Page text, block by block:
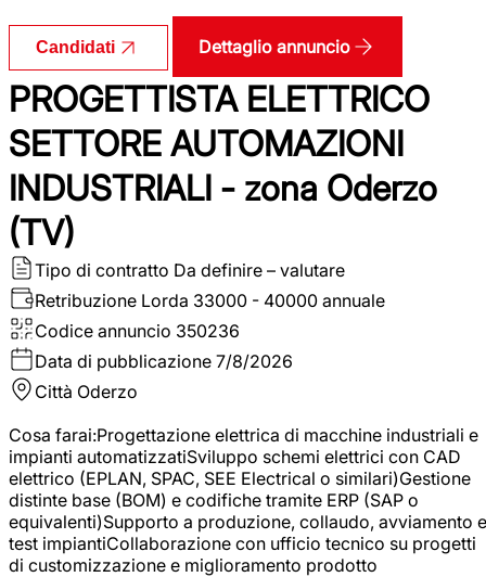
Candidati Dettaglio annuncio
PROGETTISTA ELETTRICO
SETTORE AUTOMAZIONI
INDUSTRIALI - zona Oderzo
(TV)
Tipo di contratto Da definire – valutare
Retribuzione Lorda 33000 - 40000 annuale
Codice annuncio 350236
Data di pubblicazione 7/8/2026
Città Oderzo
Cosa farai:Progettazione elettrica di macchine industriali e
impianti automatizzatiSviluppo schemi elettrici con CAD
elettrico (EPLAN, SPAC, SEE Electrical o similari)Gestione
distinte base (BOM) e codifiche tramite ERP (SAP o
equivalenti)Supporto a produzione, collaudo, avviamento e
test impiantiCollaborazione con ufficio tecnico su progetti
di customizzazione e miglioramento prodotto